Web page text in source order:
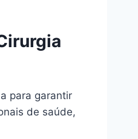
para garantir
de saúde,